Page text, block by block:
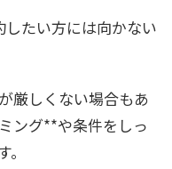
たい方には向かない
厳しくない場合もあ
ング**や条件をしっ